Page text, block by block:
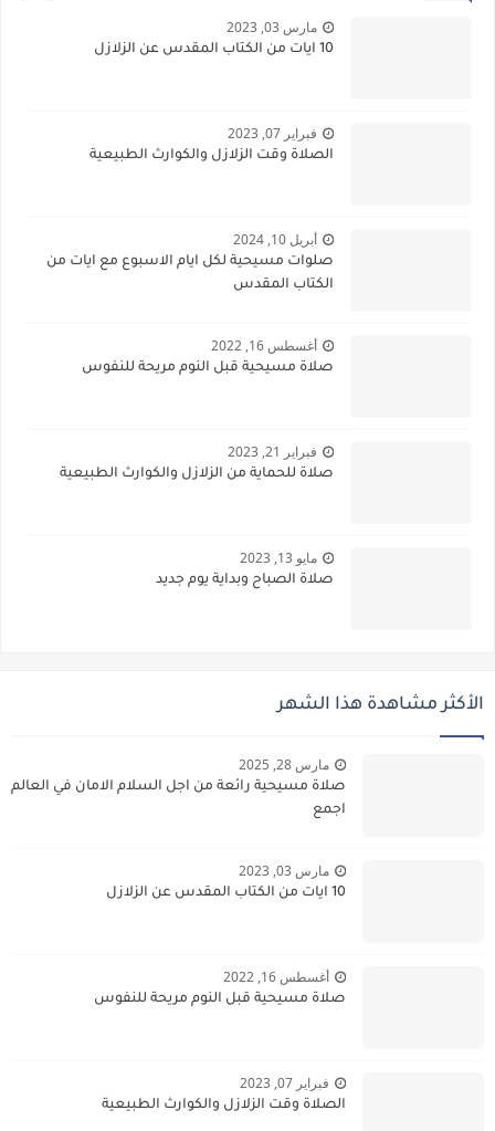
مارس 03, 2023
10 ايات من الكتاب المقدس عن الزلازل
فبراير 07, 2023
الصلاة وقت الزلازل والكوارث الطبيعية
أبريل 10, 2024
صلوات مسيحية لكل ايام الاسبوع مع ايات من
الكتاب المقدس
أغسطس 16, 2022
صلاة مسيحية قبل النوم مريحة للنفوس
فبراير 21, 2023
صلاة للحماية من الزلازل والكوارث الطبيعية
مايو 13, 2023
صلاة الصباح وبداية يوم جديد
الأكثر مشاهدة هذا الشهر
مارس 28, 2025
صلاة مسيحية رائعة من اجل السلام الامان في العالم
اجمع
مارس 03, 2023
10 ايات من الكتاب المقدس عن الزلازل
أغسطس 16, 2022
صلاة مسيحية قبل النوم مريحة للنفوس
فبراير 07, 2023
الصلاة وقت الزلازل والكوارث الطبيعية